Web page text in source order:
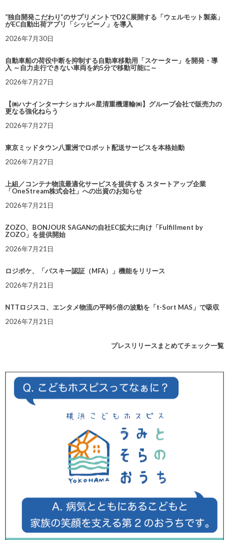
“独自開発こだわり”のサプリメントでD2C展開する「ウェルモット製薬」
がEC自動出荷アプリ「シッピーノ」を導入
2026年7月30日
自動車船の荷役中断を抑制する自動車移動用「スケーター」を開発・導
入 ～自力走行できない車両を約5分で移動可能に～
2026年7月27日
【㈱ハナインターナショナル×星清重機運輸㈱】グループ会社で販売力の
更なる強化ねらう
2026年7月27日
東京ミッドタウン八重洲でロボット配送サービスを本格始動
2026年7月27日
上組／コンテナ物流最適化サービスを提供する スタートアップ企業
「OneStream株式会社」への出資のお知らせ
2026年7月21日
ZOZO、BONJOUR SAGANの自社EC拡大に向け「Fulfillment by
ZOZO」を提供開始
2026年7月21日
ロジポケ、「パスキー認証（MFA）」機能をリリース
2026年7月21日
NTTロジスコ、エンタメ物流の平時5倍の波動を「t-Sort MAS」で吸収
2026年7月21日
プレスリリースまとめてチェック一覧